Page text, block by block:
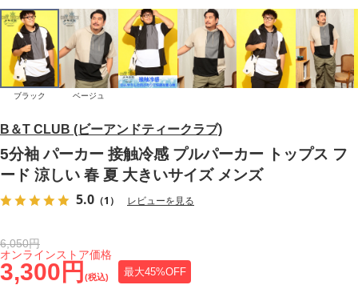
B＆T CLUB (ビーアンドティークラブ)
5分袖 パーカー 接触冷感 プルパーカー トップス フ
ード 涼しい 春 夏 大きいサイズ メンズ
5.0 （1） レビューを見る
3,300円 (税込) 最大45%OFF
オンラインストア価格
6,050円
ブラック ベージュ